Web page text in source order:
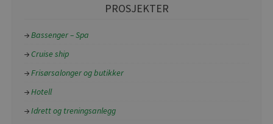
PROSJEKTER
Bassenger – Spa
Cruise ship
Frisørsalonger og butikker
Hotell
Idrett og treningsanlegg